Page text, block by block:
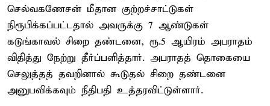
செல்வகணேசன் மீதான குற்றச்சாட்டுகள்
நிரூபிக்கப்பட்டதால் அவருக்கு 7 ஆண்டுகள்
கடுங்காவல் சிறை தண்டனை, ரூ.5 ஆயிரம் அபராதம்
விதித்து நேற்று தீர்ப்பளித்தார். அபராதத் தொகையை
செலுத்தத் தவறினால் கூடுதல் சிறை தண்டனை
அனுபவிக்கவும் நீதிபதி உத்தரவிட்டுள்ளார்.